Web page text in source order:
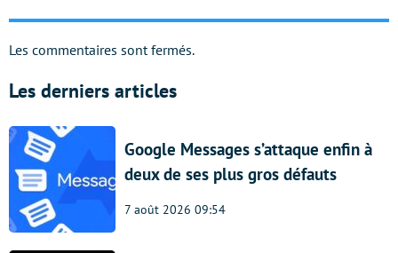
Les commentaires sont fermés.
Les derniers articles
Google Messages s’attaque enfin à
deux de ses plus gros défauts
7 août 2026 09:54